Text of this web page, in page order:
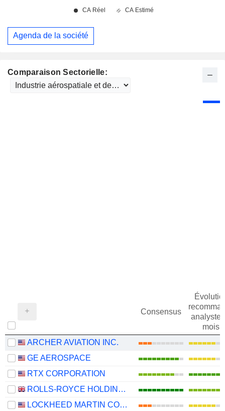
Comparaison Sectorielle:
Consensus
mois
ARCHER AVIATION INC.
GE AEROSPACE
RTX CORPORATION
ROLLS-ROYCE HOLDINGS PLC
LOCKHEED MARTIN CORPORATION
Agenda de la société